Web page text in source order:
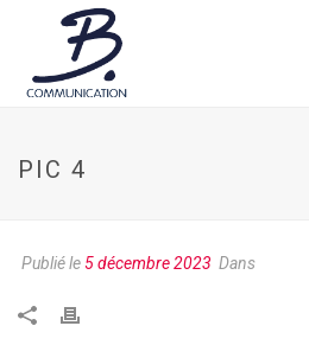
PIC 4
Publié le5 décembre 2023 Dans